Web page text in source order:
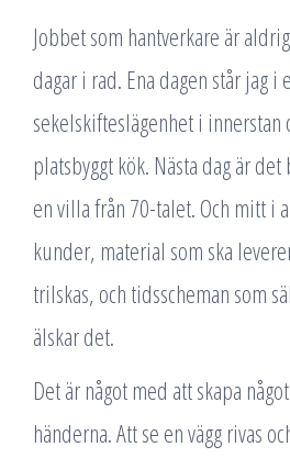
Jobbet som hantverkare är
dagar i rad. Ena dagen står jag i
sekelskifteslägenhet i innerstan
platsbyggt kök. Nästa dag är
en villa från 70-talet. Och mitt i
kunder, material som ska
trilskas, och tidsscheman som
älskar det.
Det är något med att skapa
händerna. Att se en vägg rivas